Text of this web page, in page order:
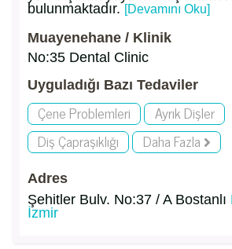
bulunmaktadır.[Devamını Oku]
Muayenehane / Klinik
No:35 Dental Clinic
Uyguladığı Bazı Tedaviler
Çene Problemleri
Ayrık Dişler
Diş Çapraşıklığı
Daha Fazla
Adres
Şehitler Bulv. No:37 / A Bostanlı
İzmir